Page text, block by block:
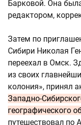
Барковой. Она
редактором,
Затем по
Сибири Николая
переехал в Омск.
из своих
колония», принял
Западно-
географического
путешествовал по